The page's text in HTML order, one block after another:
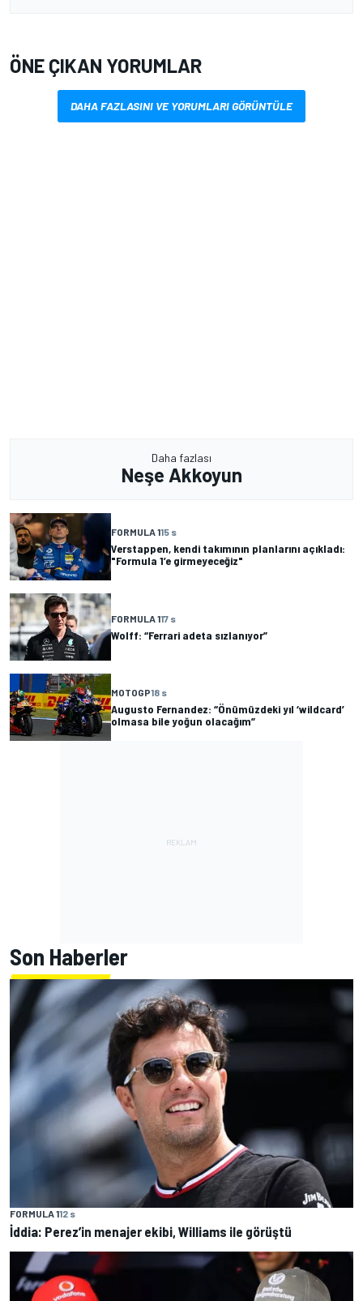
ÖNE ÇIKAN YORUMLAR
DAHA FAZLASINI VE YORUMLARI GÖRÜNTÜLE
Daha fazlası
Neşe Akkoyun
FORMULA 115 s
Verstappen, kendi takımının planlarını açıkladı:
"Formula 1’e girmeyeceğiz"
FORMULA 117 s
Wolff: “Ferrari adeta sızlanıyor”
MOTOGP18 s
Augusto Fernandez: “Önümüzdeki yıl ‘wildcard’
olmasa bile yoğun olacağım”
Son Haberler
FORMULA 112 s
İddia: Perez’in menajer ekibi, Williams ile görüştü